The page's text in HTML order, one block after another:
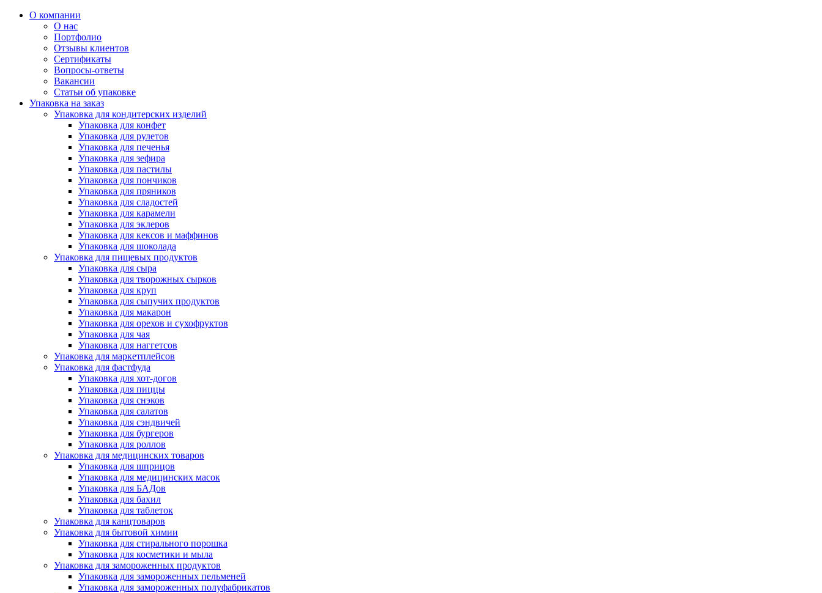
О компании
О нас
Портфолио
Отзывы клиентов
Сертификаты
Вопросы-ответы
Вакансии
Статьи об упаковке
Упаковка на заказ
Упаковка для кондитерских изделий
Упаковка для конфет
Упаковка для рулетов
Упаковка для печенья
Упаковка для зефира
Упаковка для пастилы
Упаковка для пончиков
Упаковка для пряников
Упаковка для сладостей
Упаковка для карамели
Упаковка для эклеров
Упаковка для кексов и маффинов
Упаковка для шоколада
Упаковка для пищевых продуктов
Упаковка для сыра
Упаковка для творожных сырков
Упаковка для круп
Упаковка для сыпучих продуктов
Упаковка для макарон
Упаковка для орехов и сухофруктов
Упаковка для чая
Упаковка для наггетсов
Упаковка для маркетплейсов
Упаковка для фастфуда
Упаковка для хот-догов
Упаковка для пиццы
Упаковка для снэков
Упаковка для салатов
Упаковка для сэндвичей
Упаковка для бургеров
Упаковка для роллов
Упаковка для медицинских товаров
Упаковка для шприцов
Упаковка для медицинских масок
Упаковка для БАДов
Упаковка для бахил
Упаковка для таблеток
Упаковка для канцтоваров
Упаковка для бытовой химии
Упаковка для стирального порошка
Упаковка для косметики и мыла
Упаковка для замороженных продуктов
Упаковка для замороженных пельменей
Упаковка для замороженных полуфабрикатов